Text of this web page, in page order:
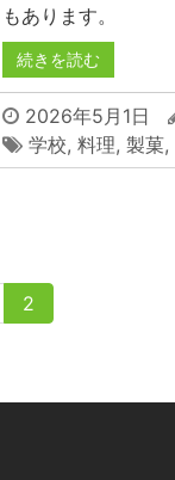
もあります。
続きを読む
2026年5月1日
学校,料理,製菓,
2